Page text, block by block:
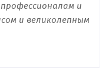
и
и великолепным